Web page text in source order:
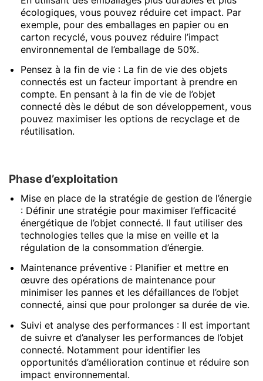
écologiques, vous pouvez réduire cet impact. Par
exemple, pour des emballages en papier ou en
carton recyclé, vous pouvez réduire l’impact
environnemental de l’emballage de 50%.
Pensez à la fin de vie : La fin de vie des objets
connectés est un facteur important à prendre en
compte. En pensant à la fin de vie de l’objet
connecté dès le début de son développement, vous
pouvez maximiser les options de recyclage et de
réutilisation.
Phase d’exploitation
Mise en place de la stratégie de gestion de l’énergie
: Définir une stratégie pour maximiser l’efficacité
énergétique de l’objet connecté. Il faut utiliser des
technologies telles que la mise en veille et la
régulation de la consommation d’énergie.
Maintenance préventive : Planifier et mettre en
œuvre des opérations de maintenance pour
minimiser les pannes et les défaillances de l’objet
connecté, ainsi que pour prolonger sa durée de vie.
Suivi et analyse des performances : Il est important
de suivre et d’analyser les performances de l’objet
connecté. Notamment pour identifier les
opportunités d’amélioration continue et réduire son
impact environnemental.